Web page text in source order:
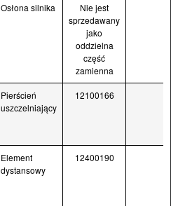
Osłona silnika
Nie jest
sprzedawany
jako
oddzielna
część
zamienna
Pierścień
uszczelniający
12100166
Element
dystansowy
12400190